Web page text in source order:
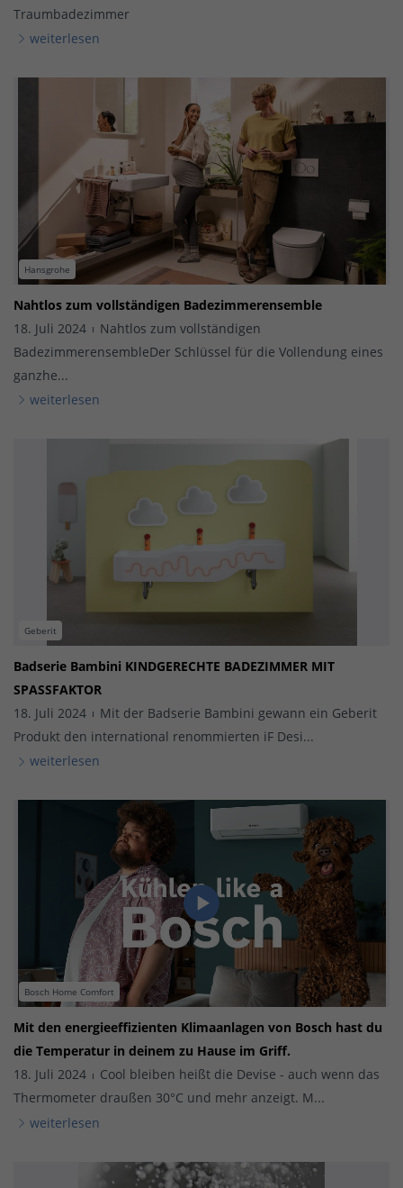
Traumbadezimmer
weiterlesen
Hansgrohe
Nahtlos zum vollständigen Badezimmerensemble
18. Juli 2024
Nahtlos zum vollständigen
BadezimmerensembleDer Schlüssel für die Vollendung eines
ganzhe...
weiterlesen
Geberit
Badserie Bambini KINDGERECHTE BADEZIMMER MIT
SPASSFAKTOR
18. Juli 2024
Mit der Badserie Bambini gewann ein Geberit
Produkt den international renommierten iF Desi...
weiterlesen
Bosch Home Comfort
Mit den energieeffizienten Klimaanlagen von Bosch hast du
die Temperatur in deinem zu Hause im Griff.
18. Juli 2024
Cool bleiben heißt die Devise - auch wenn das
Thermometer draußen 30°C und mehr anzeigt. M...
weiterlesen